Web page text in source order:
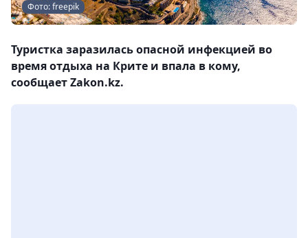
Фото: freepik
Туристка заразилась опасной инфекцией во
время отдыха на Крите и впала в кому,
сообщает Zakon.kz.